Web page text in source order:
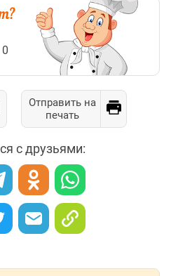
0
Отправить на
печать
с друзьями: